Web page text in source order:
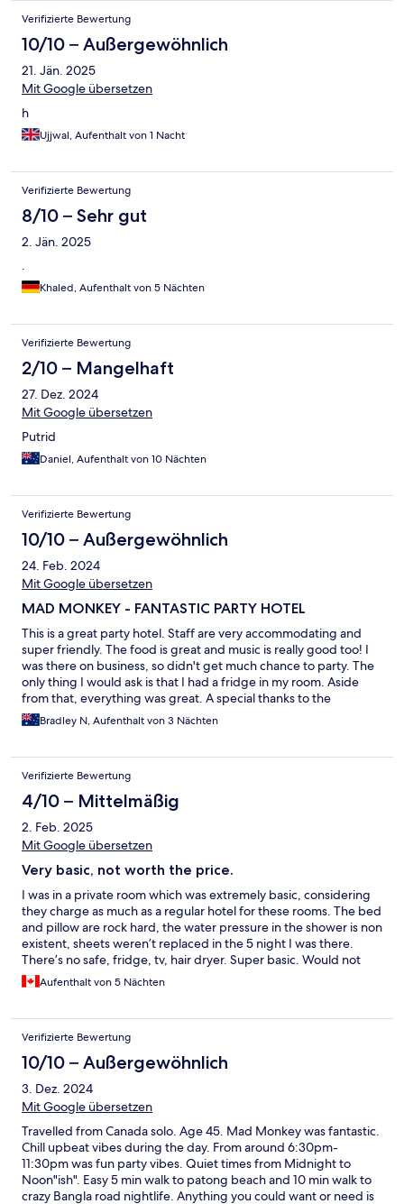
Verifizierte Bewertung
10/10 – Außergewöhnlich
21. Jän. 2025
Mit Google übersetzen
h
Ujjwal, Aufenthalt von 1 Nacht
Verifizierte Bewertung
8/10 – Sehr gut
2. Jän. 2025
.
Khaled, Aufenthalt von 5 Nächten
Verifizierte Bewertung
2/10 – Mangelhaft
27. Dez. 2024
Mit Google übersetzen
Putrid
Daniel, Aufenthalt von 10 Nächten
Verifizierte Bewertung
10/10 – Außergewöhnlich
24. Feb. 2024
Mit Google übersetzen
MAD MONKEY - FANTASTIC PARTY HOTEL
This is a great party hotel. Staff are very accommodating and
super friendly. The food is great and music is really good too! I
was there on business, so didn't get much chance to party. The
only thing I would ask is that I had a fridge in my room. Aside
from that, everything was great. A special thanks to the
reception staff, Pin, Fon, Nan for always helping me with
printing document's and Rianny for giving me a late checkout.
Bradley N, Aufenthalt von 3 Nächten
Verifizierte Bewertung
4/10 – Mittelmäßig
2. Feb. 2025
Mit Google übersetzen
Very basic, not worth the price.
I was in a private room which was extremely basic, considering
they charge as much as a regular hotel for these rooms. The bed
and pillow are rock hard, the water pressure in the shower is non
existent, sheets weren’t replaced in the 5 night I was there.
There’s no safe, fridge, tv, hair dryer. Super basic. Would not
recommend and would not return.
Aufenthalt von 5 Nächten
Verifizierte Bewertung
10/10 – Außergewöhnlich
3. Dez. 2024
Mit Google übersetzen
Travelled from Canada solo. Age 45. Mad Monkey was fantastic.
Chill upbeat vibes during the day. From around 6:30pm-
11:30pm was fun party vibes. Quiet times from Midnight to
Noon"ish". Easy 5 min walk to patong beach and 10 min walk to
crazy Bangla road nightlife. Anything you could want or need is